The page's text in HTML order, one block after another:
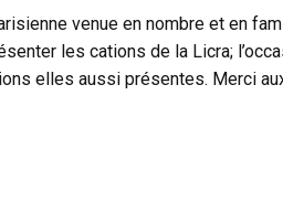
venue en nombre et en
les cations de la Licra;
elles aussi présentes. Merci